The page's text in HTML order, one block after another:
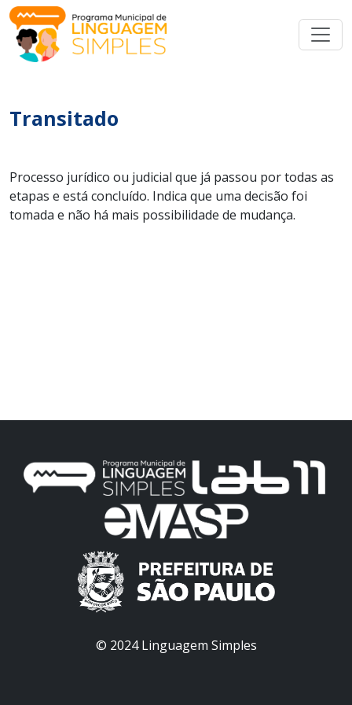
Transitado
Processo jurídico ou judicial que já passou por todas as
etapas e está concluído. Indica que uma decisão foi
tomada e não há mais possibilidade de mudança.
© 2024 Linguagem Simples